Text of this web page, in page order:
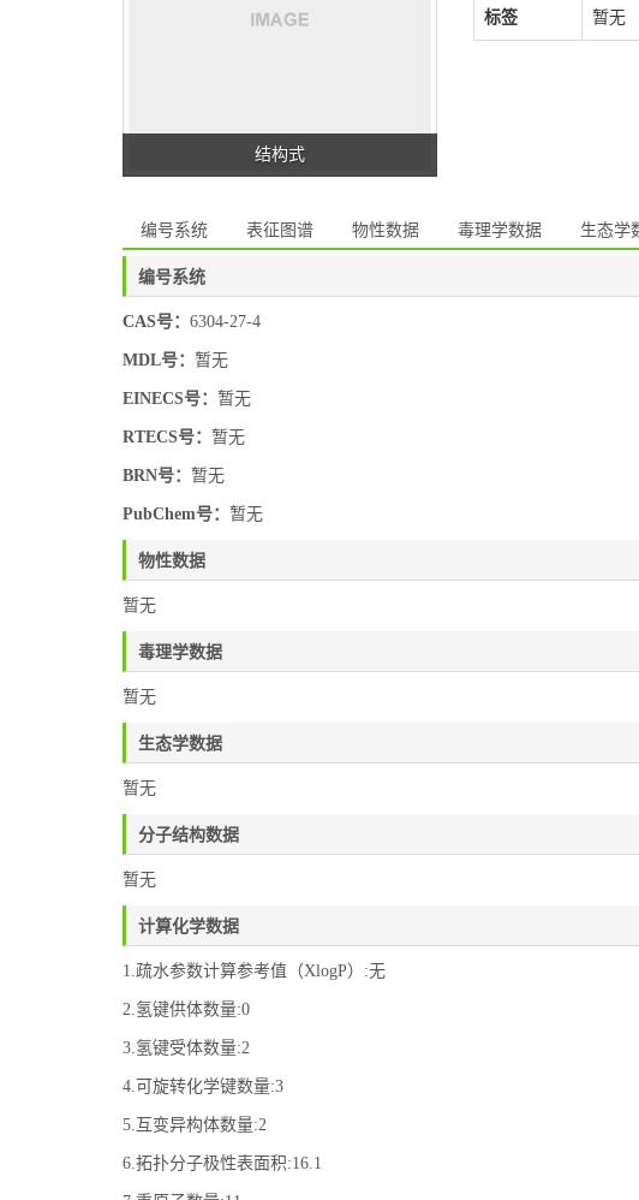
结构式
标签 暂无
编号系统 表征图谱 物性数据 毒理学数据 生态学
编号系统
CAS号： 6304-27-4
MDL号： 暂无
EINECS号： 暂无
RTECS号： 暂无
BRN号： 暂无
PubChem号： 暂无
物性数据
暂无
毒理学数据
暂无
生态学数据
暂无
分子结构数据
暂无
计算化学数据
1.疏水参数计算参考值（XlogP）:无
2.氢键供体数量:0
3.氢键受体数量:2
4.可旋转化学键数量:3
5.互变异构体数量:2
6.拓扑分子极性表面积:16.1